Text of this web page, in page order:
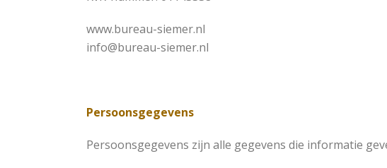
www.bureau-siemer.nl
info@bureau-siemer.nl
Persoonsgegevens
Persoonsgegevens zijn alle gegevens die informatie